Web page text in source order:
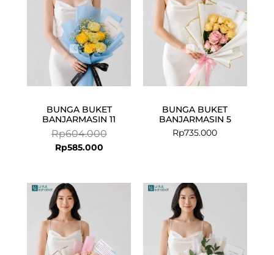
BUNGA BUKET
BANJARMASIN 11
Rp604.000
Rp585.000
BUNGA BUKET
BANJARMASIN 5
Rp735.000